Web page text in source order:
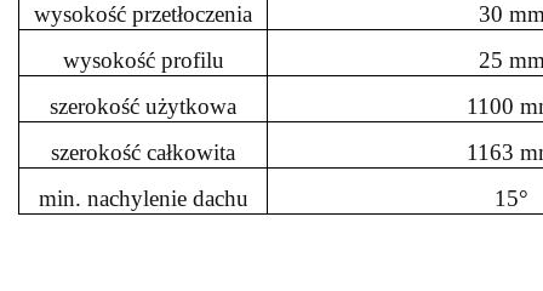
wysokość przetłoczenia
30
wysokość profilu
25
szerokość użytkowa
1100
szerokość całkowita
1163
min. nachylenie dachu
15°